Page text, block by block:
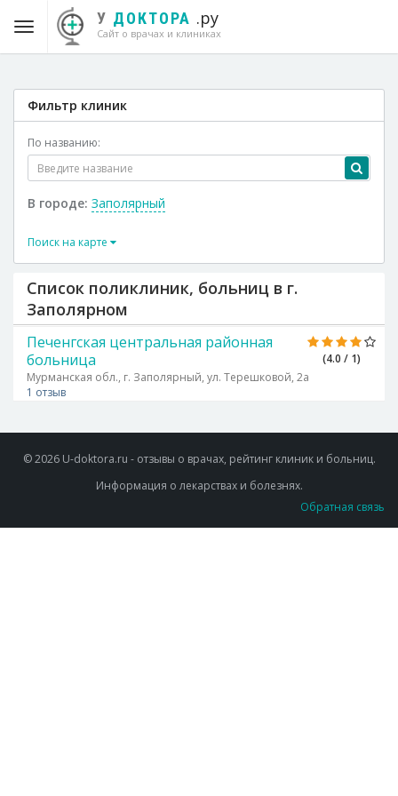
У ДОКТОРА .ру
Сайт о врачах и клиниках
Фильтр клиник
По названию:
В городе: Заполярный
Поиск на карте
Список поликлиник, больниц в г.
Заполярном
(4.0 / 1)
Печенгская центральная районная
больница
Мурманская обл., г. Заполярный, ул. Терешковой, 2а
1 отзыв
© 2026 U-doktora.ru - отзывы о врачах, рейтинг клиник и больниц.
Информация о лекарствах и болезнях.
Обратная связь